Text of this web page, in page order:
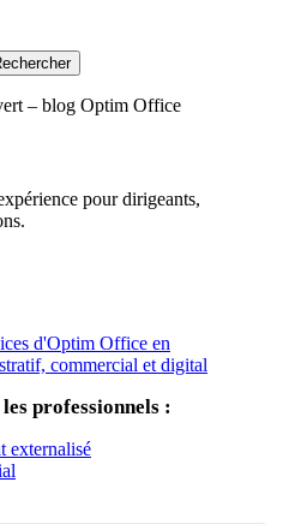
pour dirigeants,
professionnels :
externalisé